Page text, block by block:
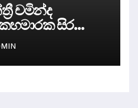
චමින්ද
සිර